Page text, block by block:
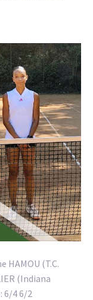
HAMOU (T.C.
(Indiana
6/4 6/2